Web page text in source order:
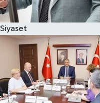
Siyaset